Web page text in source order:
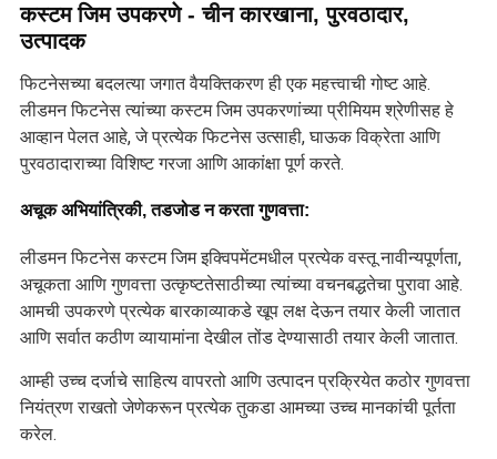
कस्टम जिम उपकरणे - चीन कारखाना, पुरवठादार,
उत्पादक
फिटनेसच्या बदलत्या जगात वैयक्तिकरण ही एक महत्त्वाची गोष्ट आहे.
लीडमन फिटनेस त्यांच्या कस्टम जिम उपकरणांच्या प्रीमियम श्रेणीसह हे
आव्हान पेलत आहे, जे प्रत्येक फिटनेस उत्साही, घाऊक विक्रेता आणि
पुरवठादाराच्या विशिष्ट गरजा आणि आकांक्षा पूर्ण करते.
अचूक अभियांत्रिकी, तडजोड न करता गुणवत्ता:
लीडमन फिटनेस कस्टम जिम इक्विपमेंटमधील प्रत्येक वस्तू नावीन्यपूर्णता,
अचूकता आणि गुणवत्ता उत्कृष्टतेसाठीच्या त्यांच्या वचनबद्धतेचा पुरावा आहे.
आमची उपकरणे प्रत्येक बारकाव्याकडे खूप लक्ष देऊन तयार केली जातात
आणि सर्वात कठीण व्यायामांना देखील तोंड देण्यासाठी तयार केली जातात.
आम्ही उच्च दर्जाचे साहित्य वापरतो आणि उत्पादन प्रक्रियेत कठोर गुणवत्ता
नियंत्रण राखतो जेणेकरून प्रत्येक तुकडा आमच्या उच्च मानकांची पूर्तता
करेल.